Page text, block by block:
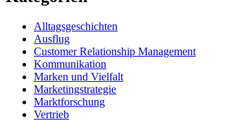
Alltagsgeschichten
Ausflug
Customer Relationship Management
Kommunikation
Marken und Vielfalt
Marketingstrategie
Marktforschung
Vertrieb